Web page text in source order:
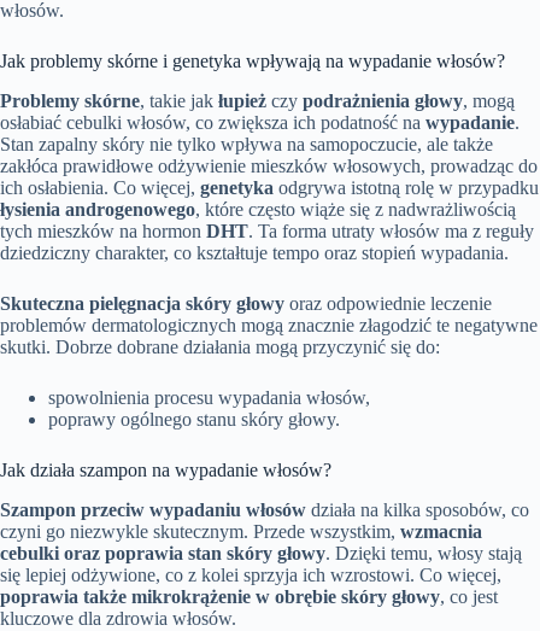
włosów.
Jak problemy skórne i genetyka wpływają na wypadanie włosów?
Problemy skórne, takie jak łupież czy podrażnienia głowy, mogą
osłabiać cebulki włosów, co zwiększa ich podatność na wypadanie.
Stan zapalny skóry nie tylko wpływa na samopoczucie, ale także
zakłóca prawidłowe odżywienie mieszków włosowych, prowadząc do
ich osłabienia. Co więcej, genetyka odgrywa istotną rolę w przypadku
łysienia androgenowego, które często wiąże się z nadwrażliwością
tych mieszków na hormon DHT. Ta forma utraty włosów ma z reguły
dziedziczny charakter, co kształtuje tempo oraz stopień wypadania.
Skuteczna pielęgnacja skóry głowy oraz odpowiednie leczenie
problemów dermatologicznych mogą znacznie złagodzić te negatywne
skutki. Dobrze dobrane działania mogą przyczynić się do:
spowolnienia procesu wypadania włosów,
poprawy ogólnego stanu skóry głowy.
Jak działa szampon na wypadanie włosów?
Szampon przeciw wypadaniu włosów działa na kilka sposobów, co
czyni go niezwykle skutecznym. Przede wszystkim, wzmacnia
cebulki oraz poprawia stan skóry głowy. Dzięki temu, włosy stają
się lepiej odżywione, co z kolei sprzyja ich wzrostowi. Co więcej,
poprawia także mikrokrążenie w obrębie skóry głowy, co jest
kluczowe dla zdrowia włosów.